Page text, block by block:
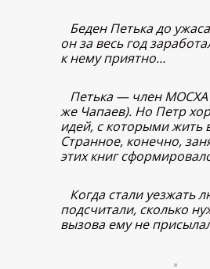
Беден Петька до
он за весь год
к нему приятно…
Петька — член МОСХА
же Чапаев). Но Петр
идей, с которыми жить
Странное, конечно,
этих книг
Когда стали уезжать
подсчитали, сколько
вызова ему не